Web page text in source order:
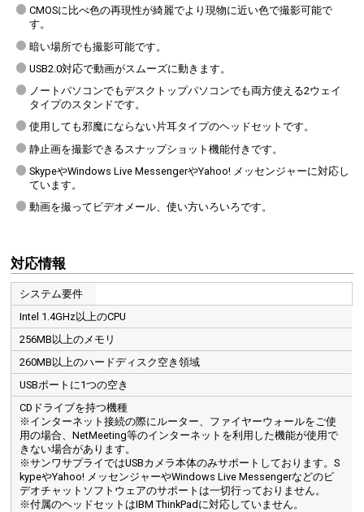
CMOSに比べ色の再現性が綺麗でより現物に近い色で撮影可能で
す。
暗い場所でも撮影可能です。
USB2.0対応で動画がスムーズに動きます。
ノートパソコンでもデスクトップパソコンでも両方使える2ウェイ
タイプのスタンドです。
使用しても邪魔にならない片耳タイプのヘッドセットです。
静止画を撮影できるスナップショット機能付きです。
SkypeやWindows Live MessengerやYahoo! メッセンジャーに対応し
ています。
動画を撮ってビデオメール、使い方いろいろです。
対応情報
システム要件
Intel 1.4GHz以上のCPU
256MB以上のメモリ
260MB以上のハードディスク空き領域
USBポートに1つの空き
CDドライブを持つ機種
※インターネット接続の際にルーター、ファイヤーウォールをご使
用の場合、NetMeeting等のインターネットを利用した機能が使用で
きない場合があります。
※サンワサプライではUSBカメラ本体のみサポートしております。S
kypeやYahoo! メッセンジャーやWindows Live Messengerなどのビ
デオチャットソフトウェアのサポートは一切行っておりません。
※付属のヘッドセットはIBM ThinkPadに対応していません。